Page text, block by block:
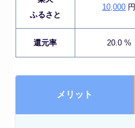
ふるさと
10,000 円
還元率 20.0 %
メリット